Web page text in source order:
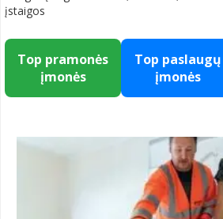
įstaigos
Top pramonės
įmonės
Top paslaugų
įmonės